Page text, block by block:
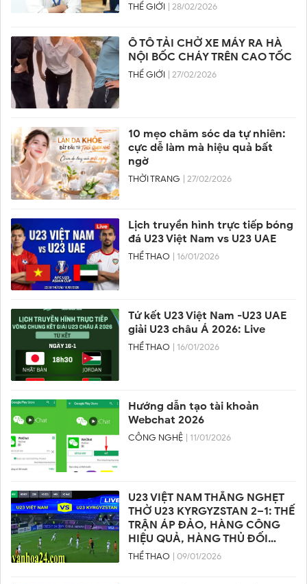
THẾ GIỚI | 28/02/2026
Ô TÔ TẢI CHỞ XE MÁY RA HÀ
NỘI BỐC CHÁY TRÊN CAO TỐC
THẾ GIỚI | 27/02/2026
10 mẹo chăm sóc da tự nhiên:
cực dễ làm mà hiệu quả bất
ngờ
THỜI TRANG | 27/02/2026
Lịch truyền hình trực tiếp bóng
đá U23 Việt Nam vs U23 UAE
THỂ THAO | 16/01/2026
Tứ kết U23 Việt Nam -U23 UAE
giải U23 châu Á 2026: Live
THỂ THAO | 16/01/2026
Hướng dẫn tạo tài khoản
Webchat 2026
CÔNG NGHỆ | 11/01/2026
U23 VIỆT NAM THẮNG NGHẸT
THỞ U23 KYRGYZSTAN 2–1: THẾ
TRẬN ÁP ĐẢO, HÀNG CÔNG
HIỆU QUẢ, HÀNG THỦ ĐỐI
PHƯƠNG SUÝT VỠ TRẬN
THỂ THAO | 09/01/2026